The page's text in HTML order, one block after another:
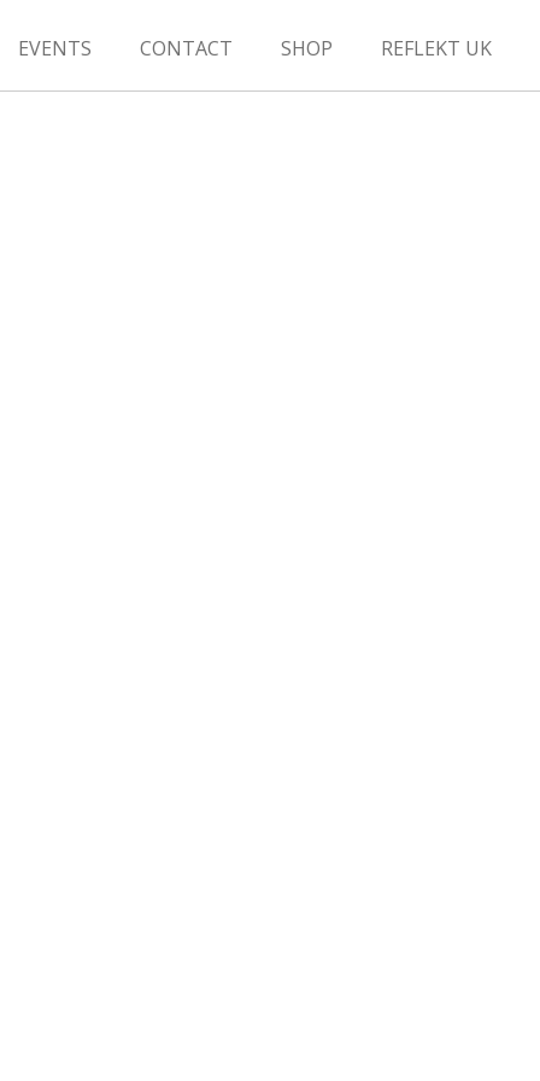
EVENTS CONTACT SHOP REFLEKT UK